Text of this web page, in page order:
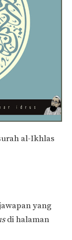
al-Ikhlas
yang
di halaman